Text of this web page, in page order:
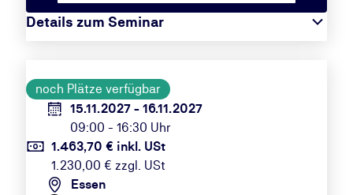
Details zum Seminar
noch Plätze verfügbar
15.11.2027 - 16.11.2027
09:00 - 16:30 Uhr
1.463,70 € inkl. USt
1.230,00 € zzgl. USt
Essen